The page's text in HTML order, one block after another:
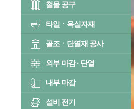
철물 공구
타일ㆍ욕실자재
골조ㆍ단열재 공사
외부 마감 · 단열
내부 마감
설비 전기